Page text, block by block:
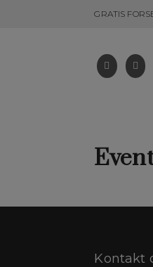
GRATIS
Kontakt